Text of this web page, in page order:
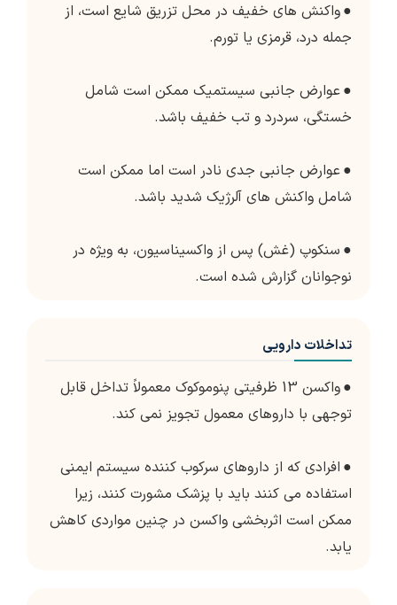
●واکنش های خفیف در محل تزریق شایع است، از
جمله درد، قرمزی یا تورم.
●عوارض جانبی سیستمیک ممکن است شامل
خستگی، سردرد و تب خفیف باشد.
●عوارض جانبی جدی نادر است اما ممکن است
شامل واکنش های آلرژیک شدید باشد.
● سنکوپ (غش) پس از واکسیناسیون، به ویژه در
نوجوانان گزارش شده است.
تداخلات دارویی
●
واکسن 13 ظرفیتی پنوموکوک معمولاً تداخل قابل
توجهی با داروهای معمول تجویز نمی کند.
● افرادی که از داروهای سرکوب کننده سیستم ایمنی
استفاده می کنند باید با پزشک مشورت کنند، زیرا
ممکن است اثربخشی واکسن در چنین مواردی کاهش
یابد.